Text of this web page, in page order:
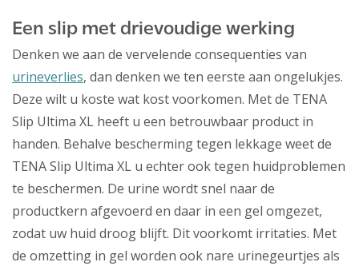
Een slip met drievoudige werking
Denken we aan de vervelende consequenties van
urineverlies, dan denken we ten eerste aan ongelukjes.
Deze wilt u koste wat kost voorkomen. Met de TENA
Slip Ultima XL heeft u een betrouwbaar product in
handen. Behalve bescherming tegen lekkage weet de
TENA Slip Ultima XL u echter ook tegen huidproblemen
te beschermen. De urine wordt snel naar de
productkern afgevoerd en daar in een gel omgezet,
zodat uw huid droog blijft. Dit voorkomt irritaties. Met
de omzetting in gel worden ook nare urinegeurtjes als